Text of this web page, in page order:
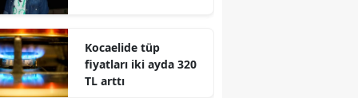
Giresun
Gümüşhane
Kocaelide tüp
fiyatları iki ayda 320
TL arttı